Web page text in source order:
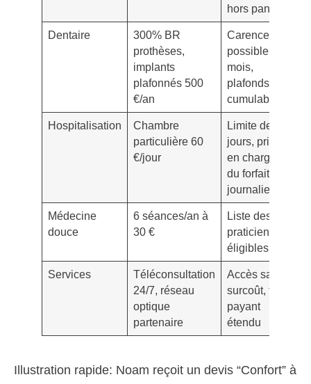
hors panier
Dentaire
300% BR
prothèses,
implants
plafonnés 500
€/an
Carence
possible 3-6
mois,
plafonds
cumulables?
Hospitalisation
Chambre
particulière 60
€/jour
Limite de
jours, prise
en charge
du forfait
journalier
Médecine
douce
6 séances/an à
30 €
Liste des
praticiens
éligibles
Services
Téléconsultation
24/7, réseau
optique
partenaire
Accès sans
surcoût, tiers
payant
étendu
Illustration rapide: Noam reçoit un devis “Confort” à